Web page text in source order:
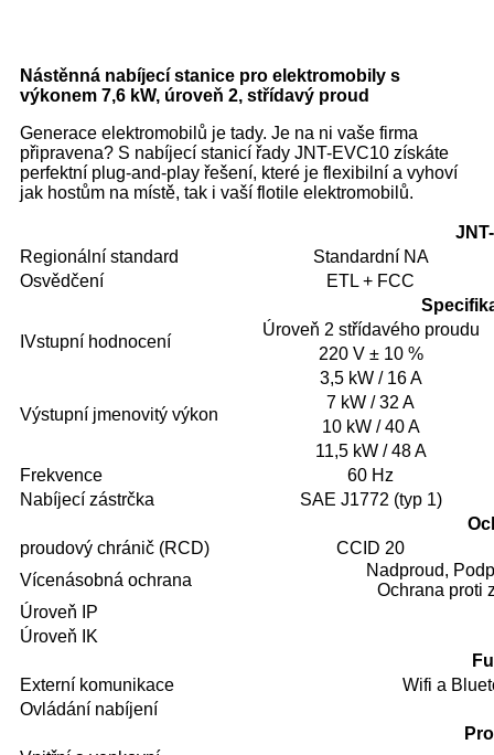
Nástěnná nabíjecí stanice pro elektromobily s
výkonem 7,6 kW, úroveň 2, střídavý proud
Generace elektromobilů je tady. Je na ni vaše firma
připravena? S nabíjecí stanicí řady JNT-EVC10 získáte
perfektní plug-and-play řešení, které je flexibilní a vyhoví
jak hostům na místě, tak i vaší flotile elektromobilů.
Regionální standard
Standardní NA
Osvědčení
ETL + FCC
Vstupní hodnocení
Úroveň 2 střídavého proudu
220 V ± 10 %
Výstupní jmenovitý výkon
3,5 kW / 16 A
7 kW / 32 A
10 kW / 40 A
11,5 kW / 48 A
Frekvence
60 Hz
Nabíjecí zástrčka
SAE J1772 (typ 1)
proudový chránič (RCD)
CCID 20
Vícenásobná ochrana
Nadproud,
Ochrana proti
Úroveň IP
Úroveň IK
Externí komunikace
Wifi a
Ovládání nabíjení